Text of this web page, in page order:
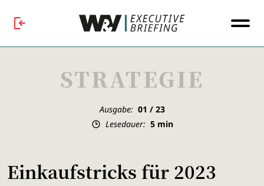
STRATEGIE
Ausgabe: 01 / 23
Lesedauer: 5min
Einkaufstricks für 2023